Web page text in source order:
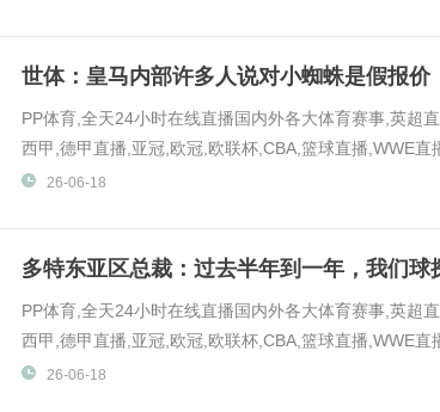
世体：皇马内部许多人说对小蜘蛛是假报价
PP体育,全天24小时在线直播国内外各大体育赛事,英超直
西甲,德甲直播,亚冠,欧冠,欧联杯,CBA,篮球直播,WWE直
体育,PP视频一起玩出精彩...
26-06-18
多特东亚区总裁：过去半年到一年，我们球
PP体育,全天24小时在线直播国内外各大体育赛事,英超直
西甲,德甲直播,亚冠,欧冠,欧联杯,CBA,篮球直播,WWE直
体育,PP视频一起玩出精彩...
26-06-18